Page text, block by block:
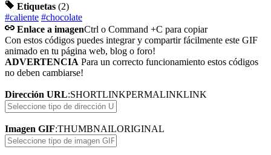
Etiquetas (2)
#caliente #chocolate
Enlace a imagenCtrl o Command +C para copiar
Con estos códigos puedes integrar y compartir fácilmente este GIF
animado en tu página web, blog o foro!
ADVERTENCIA Para un correcto funcionamiento estos códigos
no deben cambiarse!
Dirección URL:SHORTLINKPERMALINKLINK
Imagen GIF:THUMBNAILORIGINAL